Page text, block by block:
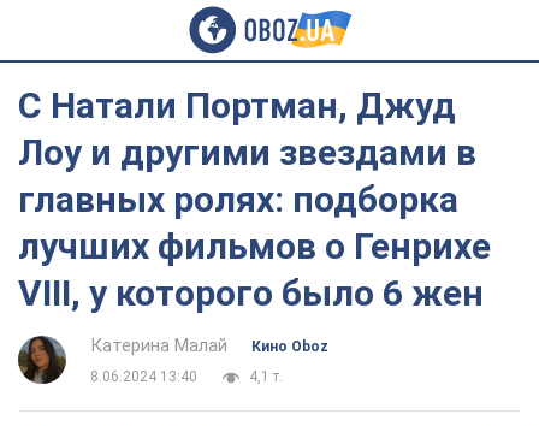
С Натали Портман, Джуд
Лоу и другими звездами в
главных ролях: подборка
лучших фильмов о Генрихе
VIII, у которого было 6 жен
Катерина Малай
Кино Oboz
8.06.2024 13:40
4,1 т.